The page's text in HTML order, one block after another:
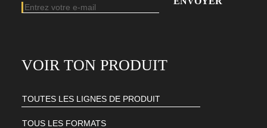
VOIR TON PRODUIT